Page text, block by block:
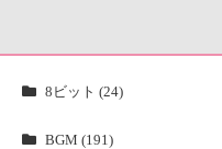
8ビット (24)
BGM (191)